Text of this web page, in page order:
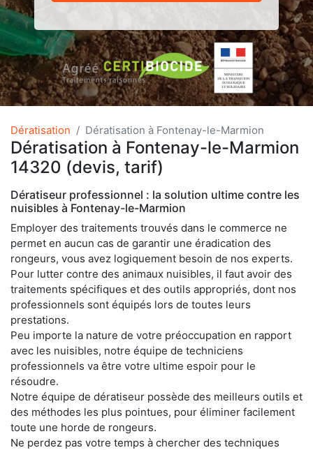
Dératisation Dératisation à Fontenay-le-Marmion
Dératisation à Fontenay-le-Marmion
14320 (devis, tarif)
Dératiseur professionnel : la solution ultime contre les
nuisibles à Fontenay-le-Marmion
Employer des traitements trouvés dans le commerce ne
permet en aucun cas de garantir une éradication des
rongeurs, vous avez logiquement besoin de nos experts.
Pour lutter contre des animaux nuisibles, il faut avoir des
traitements spécifiques et des outils appropriés, dont nos
professionnels sont équipés lors de toutes leurs
prestations.
Peu importe la nature de votre préoccupation en rapport
avec les nuisibles, notre équipe de techniciens
professionnels va être votre ultime espoir pour le
résoudre.
Notre équipe de dératiseur possède des meilleurs outils et
des méthodes les plus pointues, pour éliminer facilement
toute une horde de rongeurs.
Ne perdez pas votre temps à chercher des techniques